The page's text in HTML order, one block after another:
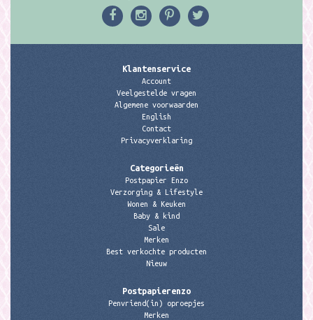
Klantenservice
Account
Veelgestelde vragen
Algemene voorwaarden
English
Contact
Privacyverklaring
Categorieën
Postpapier Enzo
Verzorging & Lifestyle
Wonen & Keuken
Baby & kind
Sale
Merken
Best verkochte producten
Nieuw
Postpapierenzo
Penvriend(in) oproepjes
Merken